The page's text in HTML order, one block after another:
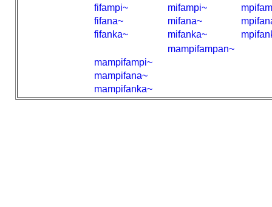
fifampi~
mifampi~
fifana~
mifana~
fifanka~
mifanka~
mampifampan~
mampifampi~
mampifana~
mampifanka~